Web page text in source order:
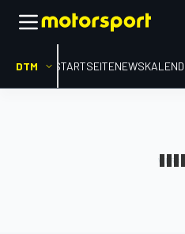
DTM STARTSEITENEWS